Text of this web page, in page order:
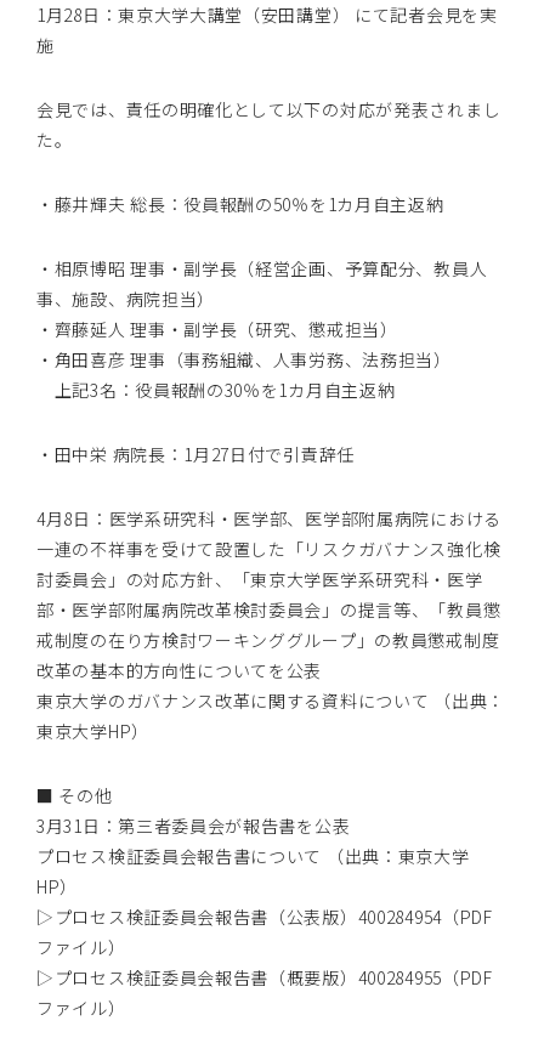
1月28日：東京大学大講堂（安田講堂） にて記者会見を実
施
会見では、責任の明確化として以下の対応が発表されまし
た。
・藤井輝夫 総長：役員報酬の50％を1カ月自主返納
・相原博昭 理事・副学長（経営企画、予算配分、教員人
事、施設、病院担当）
・齊藤延人 理事・副学長（研究、懲戒担当）
・角田喜彦 理事（事務組織、人事労務、法務担当）
上記3名：役員報酬の30％を1カ月自主返納
・田中栄 病院長：1月27日付で引責辞任
4月8日：医学系研究科・医学部、医学部附属病院における
一連の不祥事を受けて設置した「リスクガバナンス強化検
討委員会」の対応方針、「東京大学医学系研究科・医学
部・医学部附属病院改革検討委員会」の提言等、「教員懲
戒制度の在り方検討ワーキンググループ」の教員懲戒制度
改革の基本的方向性についてを公表
東京大学のガバナンス改革に関する資料について
（出典：
東京大学HP）
■ その他
3月31日：第三者委員会が報告書を公表
プロセス検証委員会報告書について
（出典：東京大学
HP）
▷プロセス検証委員会報告書（公表版） 400284954（PDF
ファイル）
▷プロセス検証委員会報告書（概要版） 400284955 （PDF
ファイル）